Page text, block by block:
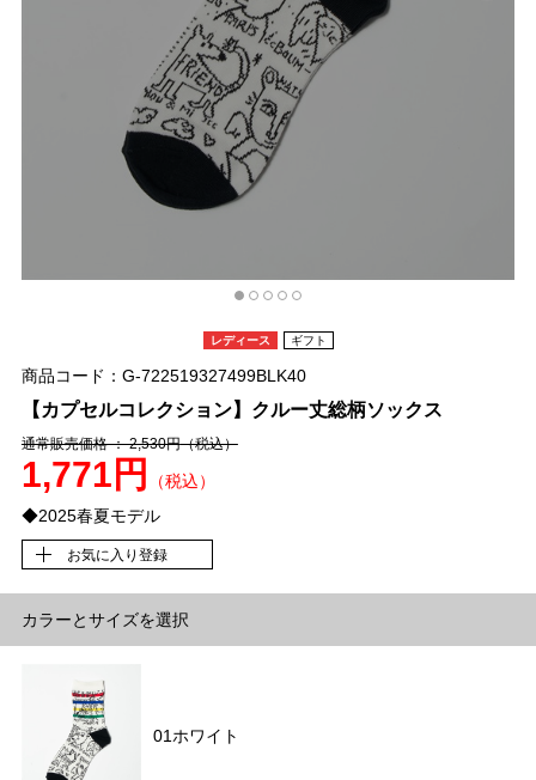
レディース ギフト
商品コード：G-722519327499BLK40
【カプセルコレクション】クルー丈総柄ソックス
通常販売価格 ： 2,530円（税込）
1,771円
（税込）
◆2025春夏モデル
お気に入り登録
カラーとサイズを選択
01ホワイト